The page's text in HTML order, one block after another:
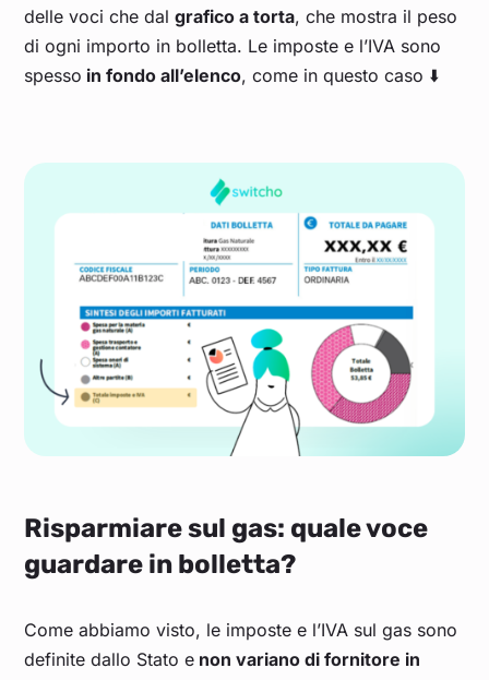
delle voci che dalgrafico a torta, che mostra il peso
di ogni importo in bolletta. Le imposte e l’IVA sono
spesso in fondo all’elenco, come in questo caso ⬇️
Risparmiare sul gas: quale voce
guardare in bolletta?
Come abbiamo visto, le imposte e l’IVA sul gas sono
definite dallo Stato e non variano di fornitore in